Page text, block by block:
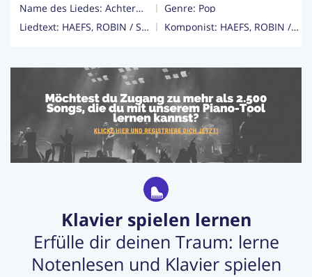
Name des Liedes: Achterbahn Genre: Pop
Liedtext: HAEFS, ROBIN / SCHERER, KONSTANTIN / STEIN, VINCENT / TREUNER, WIM / WELLENBRINK, NICO / ZUERKLER, MATTHIAS
Komponist: HAEFS, ROBIN / SCHERER, KONSTANTIN / STEIN, VINCENT / TREUNER, WIM / WELLENBRINK, NICO / ZUERKLER, MATTHIAS
Klavier spielen lernen
Erfülle dir deinen Traum: lerne
Notenlesen und Klavier spielen